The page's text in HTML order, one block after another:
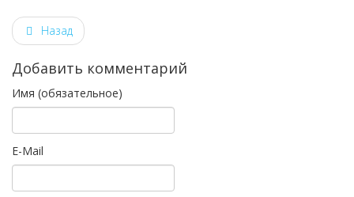
Назад
Добавить комментарий
Имя (обязательное)
E-Mail